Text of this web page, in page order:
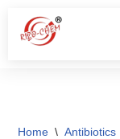
Skip
Home \ Antibiotics